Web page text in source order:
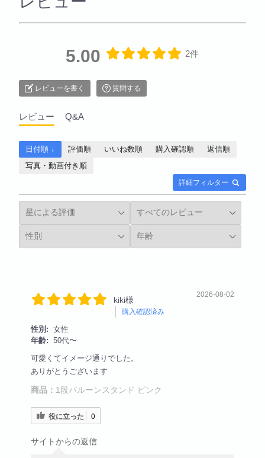
5.00 2件
レビューを書く 質問する
レビュー Q&A
詳細フィルター
日付順 ↓ 評価順 いいね数順 購入確認順
返信順
写真・動画付き順
kiki様
購入確認済み
2026-08-02
性別: 女性
年齢: 50代〜
可愛くてイメージ通りでした。
ありがとうございます
商品： 1段バルーンスタンド ピンク
役に立った 0
サイトからの返信